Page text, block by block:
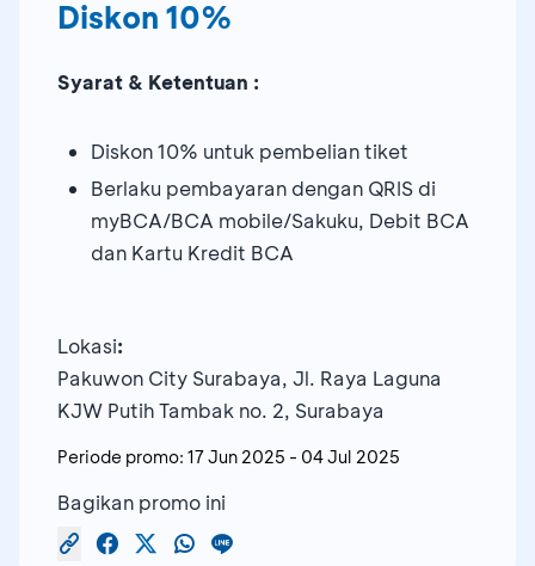
Diskon 10%
Syarat & Ketentuan :
Diskon 10% untuk pembelian tiket
Berlaku pembayaran dengan QRIS di
myBCA/BCA mobile/Sakuku, Debit BCA
dan Kartu Kredit BCA
Lokasi:
Pakuwon City Surabaya, Jl. Raya Laguna
KJW Putih Tambak no. 2, Surabaya
Periode promo: 17 Jun 2025 - 04 Jul 2025
Bagikan promo ini